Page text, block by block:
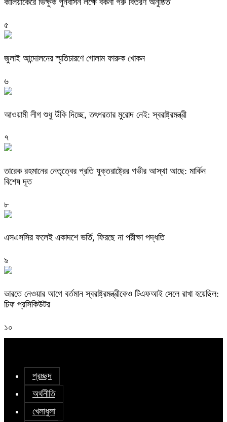
৫
জুলাই আন্দোলনের স্মৃতিচারণে গোলাম ফারুক খোকন
৬
আওয়ামী লীগ শুধু উঁকি দিচ্ছে, তৎপরতার মুরোদ নেই: স্বরাষ্ট্রমন্ত্রী
৭
তারেক রহমানের নেতৃত্বের প্রতি যুক্তরাষ্ট্রের গভীর আস্থা আছে: মার্কিন
বিশেষ দূত
৮
এসএসসির ফলেই একাদশে ভর্তি, ফিরছে না পরীক্ষা পদ্ধতি
৯
ভারতে নেওয়ার আগে বর্তমান স্বরাষ্ট্রমন্ত্রীকেও টিএফআই সেলে রাখা হয়েছিল:
চিফ প্রসিকিউটর
১০
প্রচ্ছদ
অর্থনীতি
খেলাধুলা